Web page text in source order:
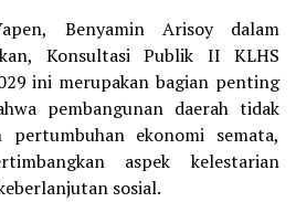
Benyamin Arisoy dalam
Konsultasi Publik II KLHS
ini merupakan bagian penting
pembangunan daerah tidak
pertumbuhan ekonomi semata,
aspek kelestarian
sosial.